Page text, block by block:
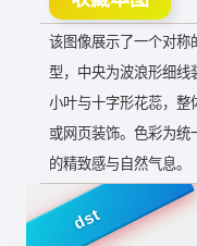
该图像展示了一个对称
型，中央为波浪形细线
小叶与十字形花蕊，整
或网页装饰。色彩为统
的精致感与自然气息。
dst